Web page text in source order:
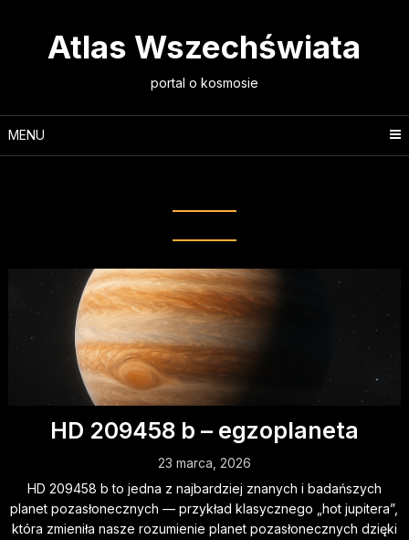
Atlas Wszechświata
portal o kosmosie
MENU
HD 209458 b – egzoplaneta
23 marca, 2026
HD 209458 b to jedna z najbardziej znanych i badańszych
planet pozasłonecznych — przykład klasycznego „hot jupitera”,
która zmieniła nasze rozumienie planet pozasłonecznych dzięki